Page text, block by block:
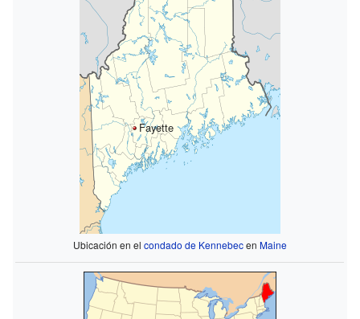
Fayette
Ubicación en el condado de Kennebecen Maine